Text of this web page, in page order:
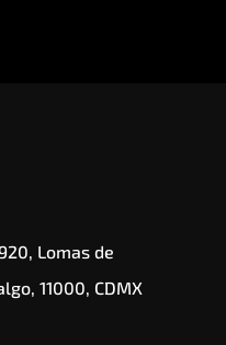
Lomas de
11000, CDMX